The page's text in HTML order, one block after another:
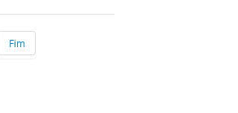
Fim